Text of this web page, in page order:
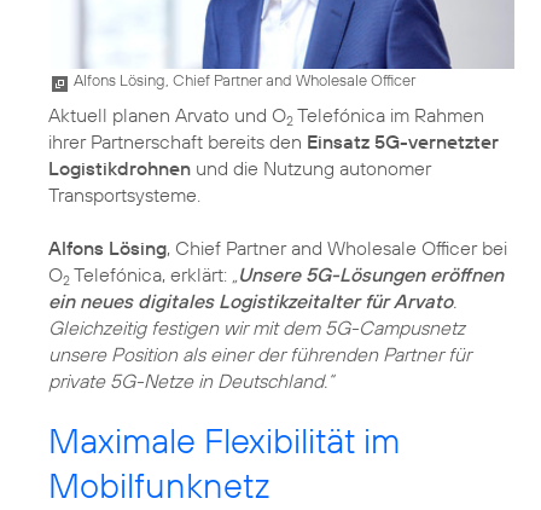
Alfons Lösing, Chief Partner and Wholesale Officer
Aktuell planen Arvato und O2 Telefónica im Rahmen
ihrer Partnerschaft bereits den Einsatz 5G-vernetzter
Logistikdrohnen und die Nutzung autonomer
Transportsysteme.
Alfons Lösing, Chief Partner and Wholesale Officer bei
O2 Telefónica, erklärt: „Unsere 5G-Lösungen eröffnen
ein neues digitales Logistikzeitalter für Arvato.
Gleichzeitig festigen wir mit dem 5G-Campusnetz
unsere Position als einer der führenden Partner für
private 5G-Netze in Deutschland.“
Maximale Flexibilität im
Mobilfunknetz